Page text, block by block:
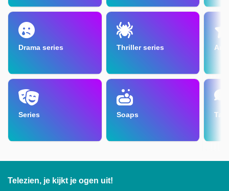
Drama series Thriller series
Series Soaps
Telezien, je kijkt je ogen uit!